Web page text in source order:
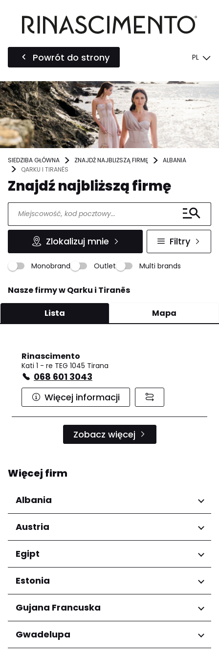
Powrót do strony PL
SIEDZIBA GŁÓWNA ZNAJDŹ NAJBLIŻSZĄ FIRMĘ
ALBANIA
QARKU I TIRANËS
Znajdź najbliższą firmę
Zlokalizuj mnie Filtry
Monobrand Outlet Multi brands
Nasze firmy w Qarku i Tiranës
Lista Mapa
Rinascimento
Kati 1 - re TEG 1045 Tirana
068 601 3043
Więcej informacji
Zobacz więcej
Więcej firm
Albania
Regiony
Qarku i Tiranës
Austria
Regiony
Niederösterreich
Salzburg
Wien
Egipt
Regiony
Kair
Estonia
Regiony
Harju maakond
Tartu maakond
Gujana Francuska
Regiony
Arrondissement de Cayenne
Gwadelupa